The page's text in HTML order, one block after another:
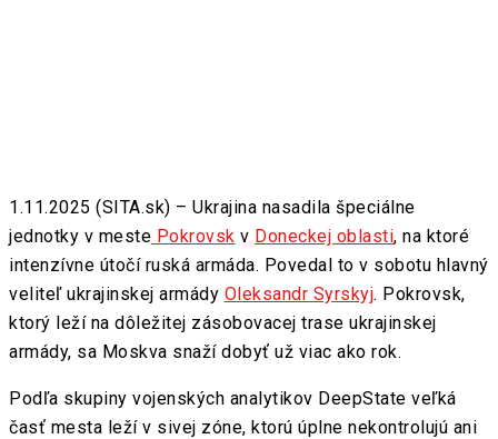
1.11.2025 (SITA.sk) – Ukrajina nasadila špeciálne
jednotky v meste Pokrovsk v Doneckej oblasti, na ktoré
intenzívne útočí ruská armáda. Povedal to v sobotu hlavný
veliteľ ukrajinskej armády Oleksandr Syrskyj. Pokrovsk,
ktorý leží na dôležitej zásobovacej trase ukrajinskej
armády, sa Moskva snaží dobyť už viac ako rok.
Podľa skupiny vojenských analytikov DeepState veľká
časť mesta leží v sivej zóne, ktorú úplne nekontrolujú ani